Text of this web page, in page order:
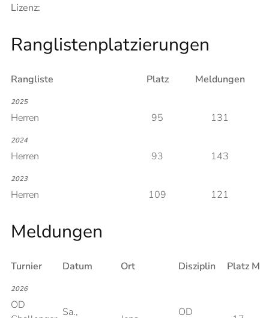
Lizenz:
Ranglistenplatzierungen
Rangliste Platz Meldungen
2025
Herren 95 131
2024
Herren 93 143
2023
Herren 109 121
Meldungen
Turnier Datum Ort Disziplin Platz
2026
OD
Sa.,
OD